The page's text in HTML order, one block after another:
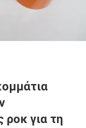
ροκ για τη